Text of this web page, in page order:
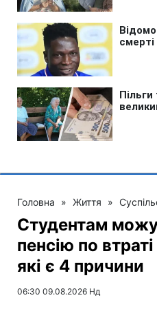
Головна » Життя »
Студентам
пенсію по
які є 4 причини
06:30 09.08.2026 Нд